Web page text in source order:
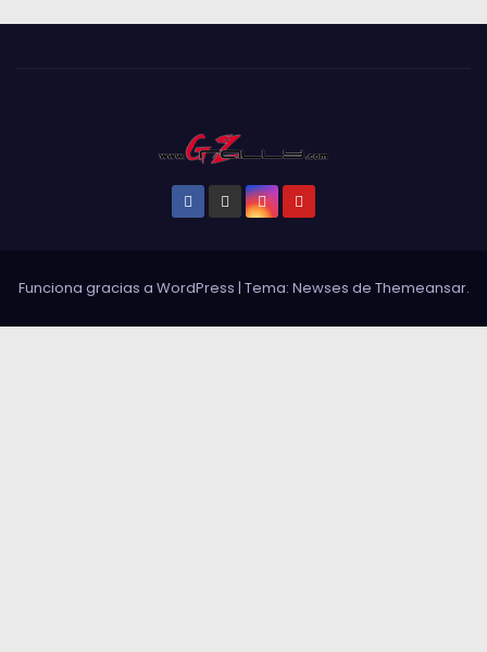
Funciona gracias a WordPress | Tema: Newses de Themeansar.